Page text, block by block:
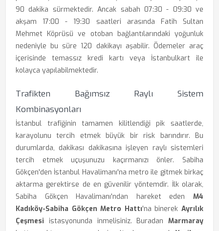
90 dakika sürmektedir. Ancak sabah 07:30 - 09:30 ve
akşam 17:00 - 19:30 saatleri arasında Fatih Sultan
Mehmet Köprüsü ve otoban bağlantılarındaki yoğunluk
nedeniyle bu süre 120 dakikayı aşabilir. Ödemeler araç
içerisinde temassız kredi kartı veya İstanbulkart ile
kolayca yapılabilmektedir.
Trafikten Bağımsız Raylı Sistem
Kombinasyonları
İstanbul trafiğinin tamamen kilitlendiği pik saatlerde,
karayolunu tercih etmek büyük bir risk barındırır. Bu
durumlarda, dakikası dakikasına işleyen raylı sistemleri
tercih etmek uçuşunuzu kaçırmanızı önler. Sabiha
Gökçen'den İstanbul Havalimanı'na metro ile gitmek birkaç
aktarma gerektirse de en güvenilir yöntemdir. İlk olarak,
Sabiha Gökçen Havalimanı'ndan hareket eden M4
Kadıköy-Sabiha Gökçen Metro Hattı'na binerekAyrılık
Çeşmesi istasyonunda inmelisiniz. Buradan Marmaray